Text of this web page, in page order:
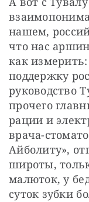
нашем,
что нас
как
поддержку
руководство
прочего
рации и
врача-
Айболиту»,
широты,
малюток, у
суток зубки